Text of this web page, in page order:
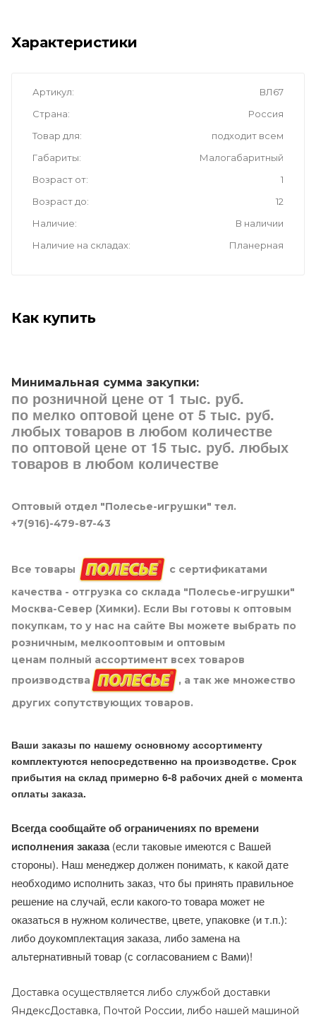
Характеристики
Артикул
ВЛ67
Страна
Россия
Товар для
подходит всем
Габариты
Малогабаритный
Возраст от
1
Возраст до
12
Наличие
В наличии
Наличие на складах
Планерная
Как купить
Минимальная сумма закупки:
по розничной цене от 1 тыс. руб.
по мелко оптовой цене от 5 тыс. руб.
любых товаров в любом количестве
по оптовой цене от 15 тыс. руб. любых
товаров в любом количестве
Оптовый отдел "Полесье-игрушки" тел.
+7(916)-479-87-43
Все товары
с сертификатами
качества - отгрузка со склада "Полесье-игрушки"
Москва-Север (Химки). Если Вы готовы к оптовым
покупкам, то у нас на сайте Вы можете выбрать по
розничным, мелкооптовым и оптовым
ценам полный ассортимент всех товаров
производства
, а так же множество
других сопутствующих товаров.
Ваши заказы по нашему основному ассортименту
комплектуются непосредственно на производстве. Срок
прибытия на склад примерно 6-8 рабочих дней с момента
оплаты заказа.
Всегда сообщайте об ограничениях по времени
исполнения заказа(если таковые имеются с Вашей
стороны). Наш менеджер должен понимать, к какой дате
необходимо исполнить заказ, что бы принять правильное
решение на случай, если какого-то товара может не
оказаться в нужном количестве, цвете, упаковке (и т.п.):
либо доукомплектация заказа, либо замена на
альтернативный товар (с согласованием с Вами)!
Доставка осуществляется либо службой доставки
ЯндексДоставка, Почтой России, либо нашей машиной